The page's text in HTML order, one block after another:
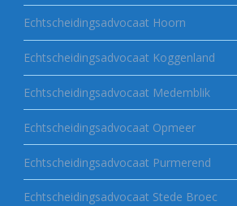
Echtscheidingsadvocaat Hoorn
Echtscheidingsadvocaat Koggenland
Echtscheidingsadvocaat Medemblik
Echtscheidingsadvocaat Opmeer
Echtscheidingsadvocaat Purmerend
Echtscheidingsadvocaat Stede Broec